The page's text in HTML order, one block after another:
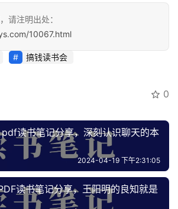
注册
请注明出处：
10067.html
搞钱读书会
0
pdf读书笔记分享，深刻认识聊天的本
2024-04-19 下午2:31:05
读书笔记分享，王阳明的良知就是